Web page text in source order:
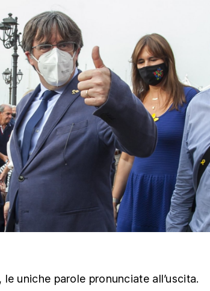
uniche parole pronunciate all’uscita.